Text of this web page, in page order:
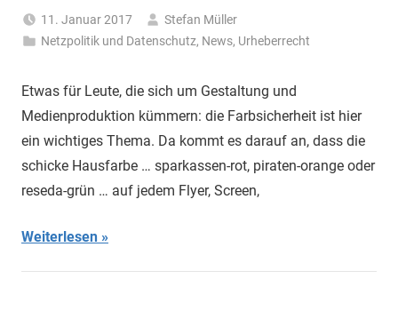
Piraten
11. Januar 2017
Stefan Müller
Netzpolitik und Datenschutz, News, Urheberrecht
Etwas für Leute, die sich um Gestaltung und
Medienproduktion kümmern: die Farbsicherheit ist hier
ein wichtiges Thema. Da kommt es darauf an, dass die
schicke Hausfarbe … sparkassen-rot, piraten-orange oder
reseda-grün … auf jedem Flyer, Screen,
Weiterlesen